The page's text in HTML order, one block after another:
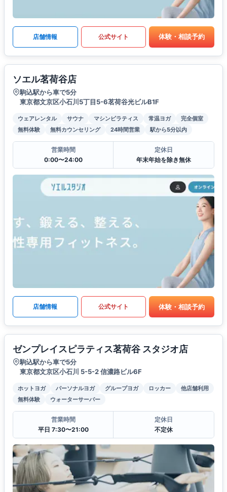
店舗情報 公式サイト 体験・相談予約
ソエル茗荷谷店
駒込駅から車で5分
東京都文京区小石川5丁目5-6茗荷谷光ビルB1F
ウェアレンタル サウナ マシンピラティス 常温ヨガ
完全個室
無料体験
無料カウンセリング 24時間営業 駅から5分以内
営業時間
0:00〜24:00
定休日
年末年始を除き無休
店舗情報 公式サイト 体験・相談予約
ゼンプレイスピラティス茗荷谷 スタジオ店
駒込駅から車で5分
東京都文京区小石川 5-5-2 信濃路ビル6F
ホットヨガ パーソナルヨガ グループヨガ ロッカー
他店舗利用
無料体験
ウォーターサーバー
営業時間
平日 7:30〜21:00
定休日
不定休